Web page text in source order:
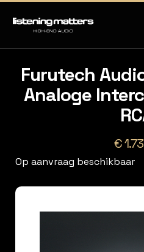
Furutech
Analoge
€
Op aanvraag beschikbaar